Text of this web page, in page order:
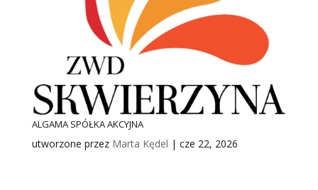
ALGAMA SPÓŁKA AKCYJNA
utworzone przez Marta Kędel | cze 22, 2026